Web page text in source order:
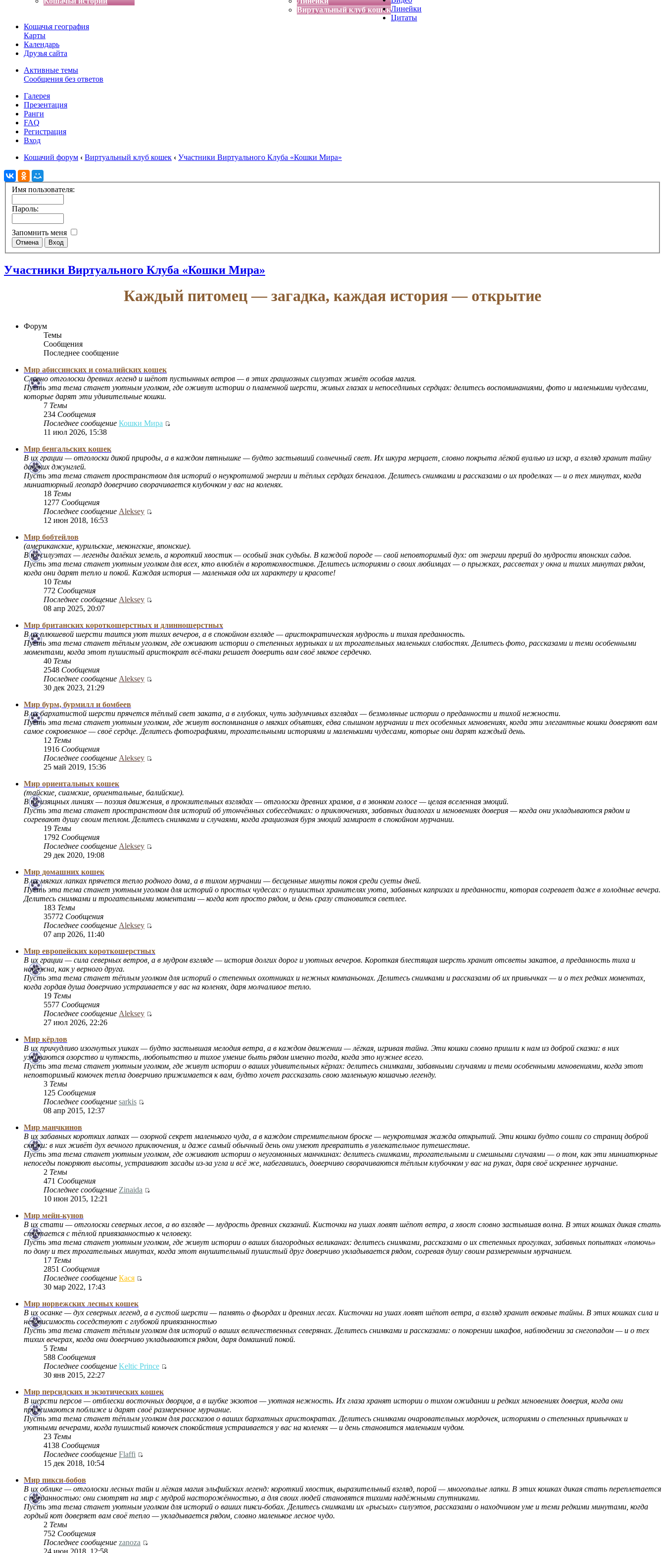
Виртуальный клуб кошекЛинейки
Цитаты
Кошачья география
Карты
Календарь
Друзья сайта
Активные темы
Сообщения без ответов
Галерея
Презентация
Ранги
FAQ
Регистрация
Вход
Кошачий форум ‹ Виртуальный клуб кошек ‹ Участники Виртуального Клуба «Кошки Мира»
Имя пользователя:
Пароль:
Запомнить меня
Участники Виртуального Клуба «Кошки Мира»
Каждый питомец — загадка, каждая история — открытие
Форум
Темы
Сообщения
Последнее сообщение
Мир абиссинских и сомалийских кошек
Словно отголоски древних легенд и шёпот пустынных ветров — в этих грациозных силуэтах живёт особая магия.
Пусть эта тема станет уютным уголком, где оживут истории о пламенной шерсти, живых глазах и непоседливых сердцах: делитесь воспоминаниями, фото и маленькими чудесами,
которые дарят эти удивительные кошки.
7 Темы
234 Сообщения
Последнее сообщение Кошки Мира
11 июл 2026, 15:38
Мир бенгальских кошек
В их грации — отголоски дикой природы, а в каждом пятнышке — будто застывший солнечный свет. Их шкура мерцает, словно покрыта лёгкой вуалью из искр, а взгляд хранит тайну
далёких джунглей.
Пусть эта тема станет пространством для историй о неукротимой энергии и тёплых сердцах бенгалов. Делитесь снимками и рассказами о их проделках — и о тех минутах, когда
миниатюрный леопард доверчиво сворачивается клубочком у вас на коленях.
18 Темы
1277 Сообщения
Последнее сообщение Aleksey
12 июн 2018, 16:53
Мир бобтейлов
(американские, курильские, меконгские, японские).
В их силуэтах — легенды далёких земель, а короткий хвостик — особый знак судьбы. В каждой породе — свой неповторимый дух: от энергии прерий до мудрости японских садов.
Пусть эта тема станет уютным уголком для всех, кто влюблён в короткохвостиков. Делитесь историями о своих любимцах — о прыжках, рассветах у окна и тихих минутах рядом,
когда они дарят тепло и покой. Каждая история — маленькая ода их характеру и красоте!
10 Темы
772 Сообщения
Последнее сообщение Aleksey
08 апр 2025, 20:07
Мир британских короткошерстных и длинношерстных
В их плюшевой шерсти таится уют тихих вечеров, а в спокойном взгляде — аристократическая мудрость и тихая преданность.
Пусть эта тема станет тёплым уголком, где оживают истории о степенных мурлыках и их трогательных маленьких слабостях. Делитесь фото, рассказами и теми особенными
моментами, когда этот пушистый аристократ всё-таки решает доверить вам своё мягкое сердечко.
40 Темы
2548 Сообщения
Последнее сообщение Aleksey
30 дек 2023, 21:29
Мир бурм, бурмилл и бомбеев
В их бархатистой шерсти прячется тёплый свет заката, а в глубоких, чуть задумчивых взглядах — безмолвные истории о преданности и тихой нежности.
Пусть эта тема станет уютным уголком, где живут воспоминания о мягких объятиях, едва слышном мурчании и тех особенных мгновениях, когда эти элегантные кошки доверяют вам
самое сокровенное — своё сердце. Делитесь фотографиями, трогательными историями и маленькими чудесами, которые они дарят каждый день.
12 Темы
1916 Сообщения
Последнее сообщение Aleksey
25 май 2019, 15:36
Мир ориентальных кошек
(тайские, сиамские, ориентальные, балийские).
В их изящных линиях — поэзия движения, в пронзительных взглядах — отголоски древних храмов, а в звонком голосе — целая вселенная эмоций.
Пусть эта тема станет пространством для историй об утончённых собеседниках: о приключениях, забавных диалогах и мгновениях доверия — когда они укладываются рядом и
согревают душу своим теплом. Делитесь снимками и случаями, когда грациозная буря эмоций замирает в спокойном мурчании.
19 Темы
1792 Сообщения
Последнее сообщение Aleksey
29 дек 2020, 19:08
Мир домашних кошек
В их мягких лапках прячется тепло родного дома, а в тихом мурчании — бесценные минуты покоя среди суеты дней.
Пусть эта тема станет уютным уголком для историй о простых чудесах: о пушистых хранителях уюта, забавных капризах и преданности, которая согревает даже в холодные вечера.
Делитесь снимками и трогательными моментами — когда кот просто рядом, и день сразу становится светлее.
183 Темы
35772 Сообщения
Последнее сообщение Aleksey
07 апр 2026, 11:40
Мир европейских короткошерстных
В их грации — сила северных ветров, а в мудром взгляде — история долгих дорог и уютных вечеров. Короткая блестящая шерсть хранит отсветы закатов, а преданность тиха и
надёжна, как у верного друга.
Пусть эта тема станет тёплым уголком для историй о степенных охотниках и нежных компаньонах. Делитесь снимками и рассказами об их привычках — и о тех редких моментах,
когда гордая душа доверчиво устраивается у вас на коленях, даря молчаливое тепло.
19 Темы
5577 Сообщения
Последнее сообщение Aleksey
27 июл 2026, 22:26
Мир кёрлов
В их причудливо изогнутых ушках — будто застывшая мелодия ветра, а в каждом движении — лёгкая, игривая тайна. Эти кошки словно пришли к нам из доброй сказки: в них
уживаются озорство и чуткость, любопытство и тихое умение быть рядом именно тогда, когда это нужнее всего.
Пусть эта тема станет уютным уголком, где живут истории о ваших удивительных кёрлах: делитесь снимками, забавными случаями и теми особенными мгновениями, когда этот
неповторимый комочек тепла доверчиво прижимается к вам, будто хочет рассказать свою маленькую кошачью легенду.
3 Темы
125 Сообщения
Последнее сообщение sarkis
08 апр 2015, 12:37
Мир манчкинов
В их забавных коротких лапках — озорной секрет маленького чуда, а в каждом стремительном броске — неукротимая жажда открытий. Эти кошки будто сошли со страниц доброй
сказки: в них живёт дух вечного приключения, и даже самый обычный день они умеют превратить в увлекательное путешествие.
Пусть эта тема станет уютным уголком, где оживают истории о неугомонных манчкинах: делитесь снимками, трогательными и смешными случаями — о том, как эти миниатюрные
непоседы покоряют высоты, устраивают засады из-за угла и всё же, набегавшись, доверчиво сворачиваются тёплым клубочком у вас на руках, даря своё искреннее мурчание.
2 Темы
471 Сообщения
Последнее сообщение Zinaida
10 июн 2015, 12:21
Мир мейн-кунов
В их стати — отголоски северных лесов, а во взгляде — мудрость древних сказаний. Кисточки на ушах ловят шёпот ветра, а хвост словно застывшая волна. В этих кошках дикая стать
сплетается с тёплой привязанностью к человеку.
Пусть эта тема станет уютным уголком, где живут истории о ваших благородных великанах: делитесь снимками, рассказами о их степенных прогулках, забавных попытках «помочь»
по дому и тех трогательных минутах, когда этот внушительный пушистый друг доверчиво укладывается рядом, согревая душу своим размеренным мурчанием.
17 Темы
2851 Сообщения
Последнее сообщение Кася
30 мар 2022, 17:43
Мир норвежских лесных кошек
В их осанке — дух северных легенд, а в густой шерсти — память о фьордах и древних лесах. Кисточки на ушах ловят шёпот ветра, а взгляд хранит вековые тайны. В этих кошках сила и
независимость соседствуют с глубокой привязанностью
Пусть эта тема станет тёплым уголком для историй о ваших величественных северянах. Делитесь снимками и рассказами: о покорении шкафов, наблюдении за снегопадом — и о тех
тихих вечерах, когда они доверчиво укладываются рядом, даря домашний покой.
5 Темы
588 Сообщения
Последнее сообщение Keltic Prince
30 янв 2015, 22:27
Мир персидских и экзотических кошек
В шерсти персов — отблески восточных дворцов, а в шубке экзотов — уютная нежность. Их глаза хранят истории о тихом ожидании и редких мгновениях доверия, когда они
прижимаются поближе и дарят своё размеренное мурчание.
Пусть эта тема станет тёплым уголком для рассказов о ваших бархатных аристократах. Делитесь снимками очаровательных мордочек, историями о степенных привычках и
уютными вечерами, когда пушистый комочек спокойствия устраивается у вас на коленях — и день становится маленьким чудом.
23 Темы
4138 Сообщения
Последнее сообщение Flaffi
15 дек 2018, 10:54
Мир пикси-бобов
В их облике — отголоски лесных тайн и лёгкая магия эльфийских легенд: короткий хвостик, выразительный взгляд, порой — многопалые лапки. В этих кошках дикая стать переплетается
с преданностью: они смотрят на мир с мудрой насторожённостью, а для своих людей становятся тихими надёжными спутниками.
Пусть эта тема станет уютным уголком для историй о ваших пикси‑бобах. Делитесь снимками их «рысьих» силуэтов, рассказами о находчивом уме и теми редкими минутами, когда
гордый кот доверяет вам своё тепло — укладывается рядом, словно маленькое лесное чудо.
2 Темы
752 Сообщения
Последнее сообщение zanoza